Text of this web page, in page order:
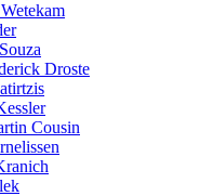
Droste
Cousin